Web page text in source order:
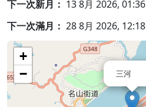
下一次新月： 13 8月 2026, 01:36
下一次滿月： 28 8月 2026, 12:18
三河
+
−